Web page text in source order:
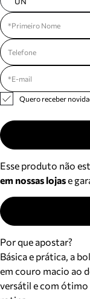
Quero receber
Esse produto não
em nossas lojase
Por que apostar?
Básica e prática, a
em couro macio ao
versátil e com ótimo